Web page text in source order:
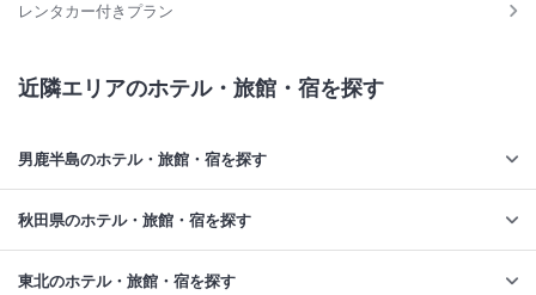
レンタカー付きプラン
近隣エリアのホテル・旅館・宿を探す
男鹿半島のホテル・旅館・宿を探す
秋田県のホテル・旅館・宿を探す
東北のホテル・旅館・宿を探す